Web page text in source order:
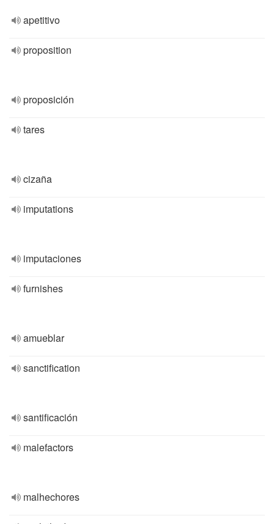
apetitivo
proposition
proposición
tares
cizaña
imputations
imputaciones
furnishes
amueblar
sanctification
santificación
malefactors
malhechores